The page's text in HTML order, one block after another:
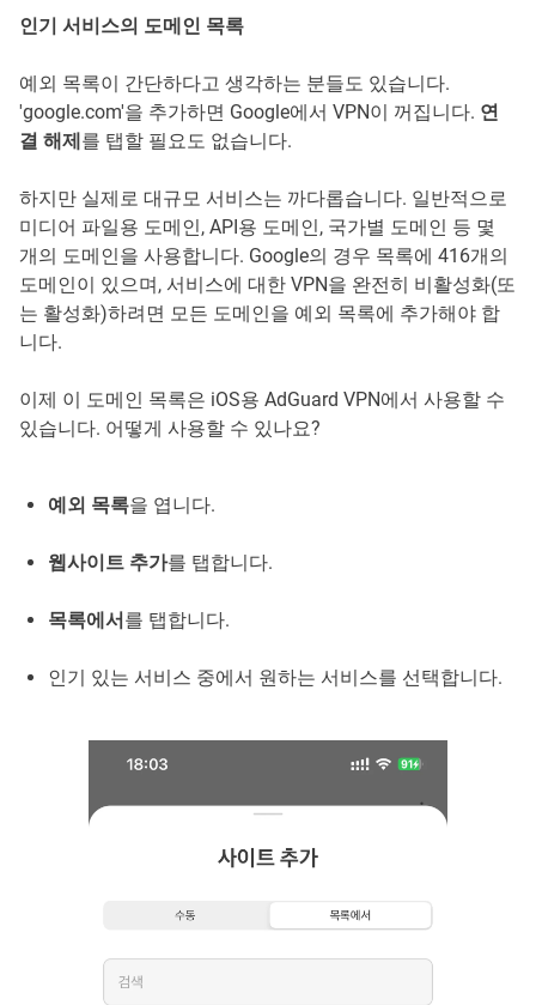
인기 서비스의 도메인 목록
예외 목록이 간단하다고 생각하는 분들도 있습니다.
'google.com'을 추가하면 Google에서 VPN이 꺼집니다. 연
결 해제를 탭할 필요도 없습니다.
하지만 실제로 대규모 서비스는 까다롭습니다. 일반적으로
미디어 파일용 도메인, API용 도메인, 국가별 도메인 등 몇
개의 도메인을 사용합니다. Google의 경우 목록에 416개의
도메인이 있으며, 서비스에 대한 VPN을 완전히 비활성화(또
는 활성화)하려면 모든 도메인을 예외 목록에 추가해야 합
니다.
이제 이 도메인 목록은 iOS용 AdGuard VPN에서 사용할 수
있습니다. 어떻게 사용할 수 있나요?
예외 목록을 엽니다.
웹사이트 추가를 탭합니다.
목록에서를 탭합니다.
인기 있는 서비스 중에서 원하는 서비스를 선택합니다.